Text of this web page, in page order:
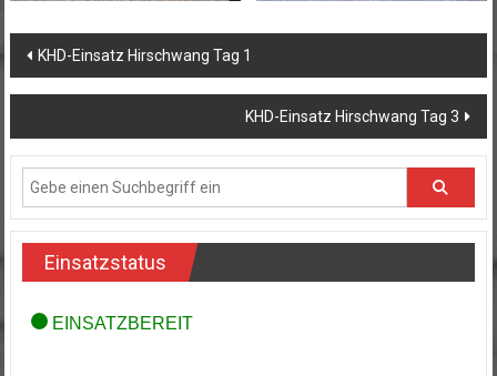
Beitragsnavigation
KHD-Einsatz Hirschwang Tag 1
KHD-Einsatz Hirschwang Tag 3
Einsatzstatus